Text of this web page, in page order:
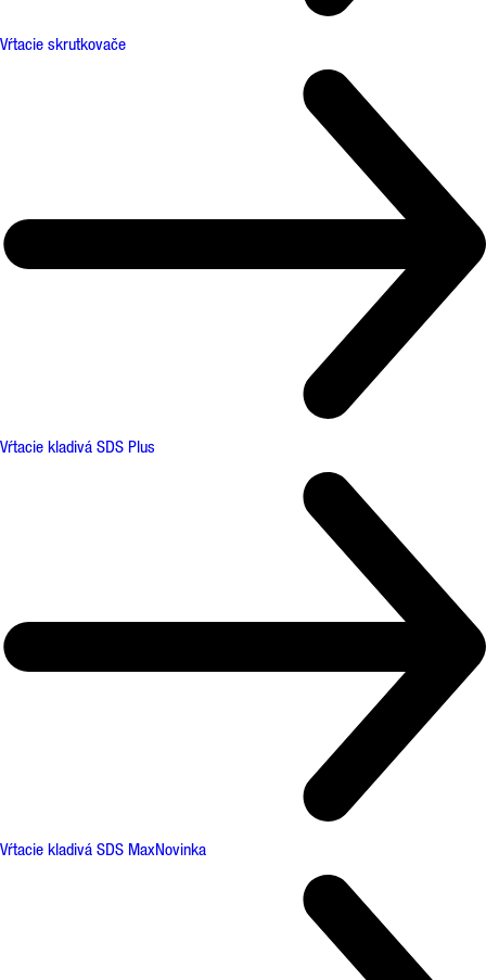
Vŕtacie skrutkovače
Vŕtacie kladivá SDS Plus
Vŕtacie kladivá SDS MaxNovinka